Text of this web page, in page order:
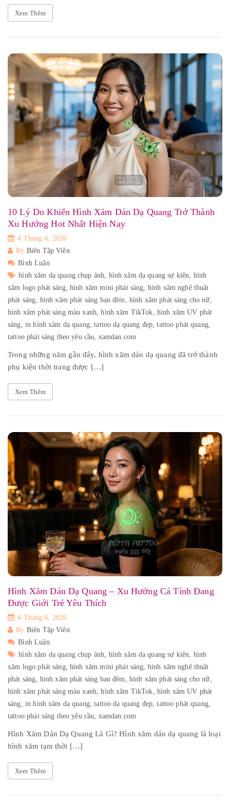
Xem Thêm
10 Lý Do Khiến Hình Xăm Dán Dạ Quang Trở Thành
Xu Hướng Hot Nhất Hiện Nay
4 Tháng 6, 2026
By Biên Tập Viên
Bình Luận
hình xăm dạ quang chụp ảnh, hình xăm dạ quang sự kiện, hình
xăm logo phát sáng,hình xăm mini phát sáng, hình xăm nghệ thuật
phát sáng, hình xăm phát sáng ban đêm, hình xăm phát sáng cho nữ,
hình xăm phát sáng màu xanh,hình xăm TikTok, hình xăm UV phát
sáng, in hình xăm dạ quang,tattoo dạ quang đẹp,tattoo phát quang,
tattoo phát sáng theo yêu cầu, xamdan.com
Trong những năm gần đây, hình xăm dán dạ quang đã trở thành
phụ kiện thời trang được […]
Xem Thêm
Hình Xăm Dán Dạ Quang – Xu Hướng Cá Tính Đang
Được Giới Trẻ Yêu Thích
4 Tháng 6, 2026
By Biên Tập Viên
Bình Luận
hình xăm dạ quang chụp ảnh, hình xăm dạ quang sự kiện, hình
xăm logo phát sáng,hình xăm mini phát sáng, hình xăm nghệ thuật
phát sáng, hình xăm phát sáng ban đêm, hình xăm phát sáng cho nữ,
hình xăm phát sáng màu xanh,hình xăm TikTok, hình xăm UV phát
sáng, in hình xăm dạ quang,tattoo dạ quang đẹp,tattoo phát quang,
tattoo phát sáng theo yêu cầu, xamdan.com
Hình Xăm Dán Dạ Quang Là Gì? Hình xăm dán dạ quang là loại
hình xăm tạm thời […]
Xem Thêm